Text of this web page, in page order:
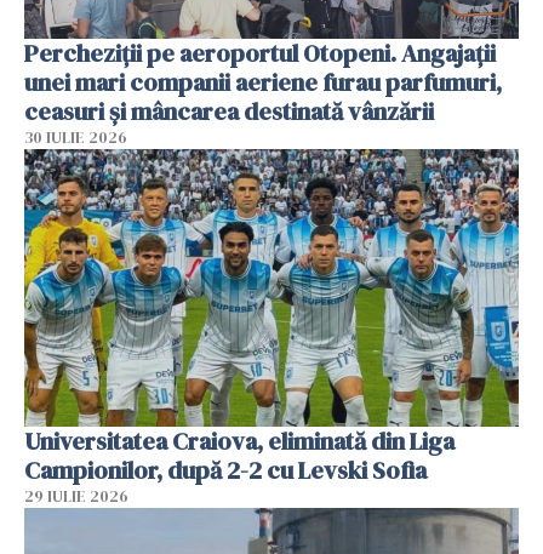
Percheziții pe aeroportul Otopeni. Angajații
unei mari companii aeriene furau parfumuri,
ceasuri și mâncarea destinată vânzării
30 IULIE 2026
Universitatea Craiova, eliminată din Liga
Campionilor, după 2-2 cu Levski Sofia
29 IULIE 2026